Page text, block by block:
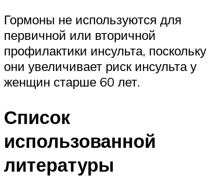
Гормоны не используются для
первичной или вторичной
профилактики инсульта, поскольку
они увеличивает риск инсульта у
женщин старше 60 лет.
Список
использованной
литературы